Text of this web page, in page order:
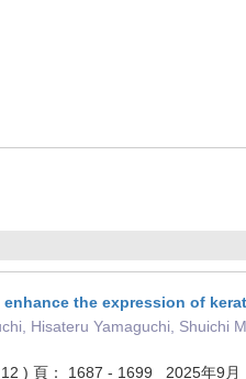
the expression of
Hisateru Yamaguchi, Shuichi
) 頁： 1687 - 1699 2025年9月